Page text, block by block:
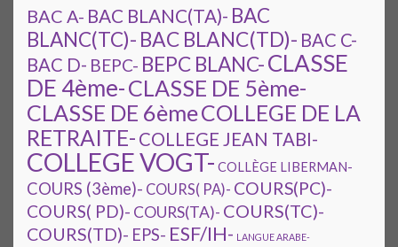
BAC A- BAC BLANC(TA)- BAC
BLANC(TC)- BAC BLANC(TD)- BAC C-
BAC D- BEPC- BEPC BLANC-CLASSE
DE 4ème-CLASSE DE 5ème-
CLASSE DE 6èmeCOLLEGE DE LA
RETRAITE- COLLEGE JEAN TABI-
COLLEGE VOGT- COLLÈGE LIBERMAN-
COURS (3ème)- COURS( PA)- COURS(PC)-
COURS( PD)- COURS(TA)- COURS(TC)-
COURS(TD)- EPS- ESF/IH- LANGUE ARABE-